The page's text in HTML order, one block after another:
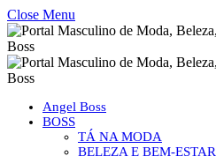
Close Menu
Angel Boss
BOSS
TÁ NA MODA
BELEZA E BEM-ESTAR